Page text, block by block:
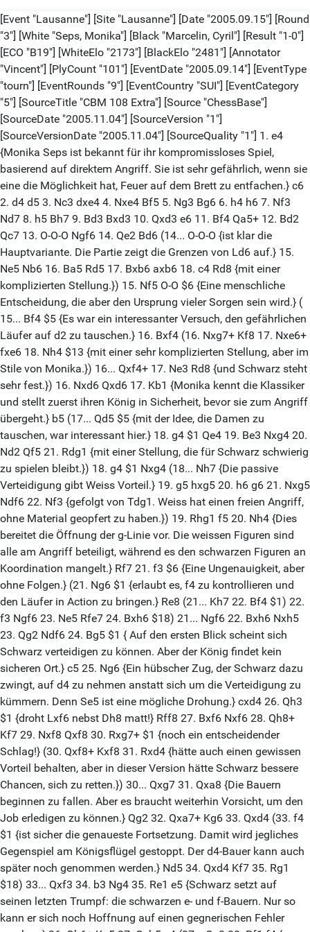
[Event "Lausanne"] [Site "Lausanne"] [Date "2005.09.15"] [Round
"3"] [White "Seps, Monika"] [Black "Marcelin, Cyril"] [Result "1-0"]
[ECO "B19"] [WhiteElo "2173"] [BlackElo "2481"] [Annotator
"Vincent"] [PlyCount "101"] [EventDate "2005.09.14"] [EventType
"tourn"] [EventRounds "9"] [EventCountry "SUI"] [EventCategory
"5"] [SourceTitle "CBM 108 Extra"] [Source "ChessBase"]
[SourceDate "2005.11.04"] [SourceVersion "1"]
[SourceVersionDate "2005.11.04"] [SourceQuality "1"] 1. e4
{Monika Seps ist bekannt für ihr kompromissloses Spiel,
basierend auf direktem Angriff. Sie ist sehr gefährlich, wenn sie
eine die Möglichkeit hat, Feuer auf dem Brett zu entfachen.} c6
2. d4 d5 3. Nc3 dxe4 4. Nxe4 Bf5 5. Ng3 Bg6 6. h4 h6 7. Nf3
Nd7 8. h5 Bh7 9. Bd3 Bxd3 10. Qxd3 e6 11. Bf4 Qa5+ 12. Bd2
Qc7 13. O-O-O Ngf6 14. Qe2 Bd6 (14... O-O-O {ist klar die
Hauptvariante. Die Partie zeigt die Grenzen von Ld6 auf.} 15.
Ne5 Nb6 16. Ba5 Rd5 17. Bxb6 axb6 18. c4 Rd8 {mit einer
komplizierten Stellung.}) 15. Nf5 O-O $6 {Eine menschliche
Entscheidung, die aber den Ursprung vieler Sorgen sein wird.} (
15... Bf4 $5 {Es war ein interessanter Versuch, den gefährlichen
Läufer auf d2 zu tauschen.} 16. Bxf4 (16. Nxg7+ Kf8 17. Nxe6+
fxe6 18. Nh4 $13 {mit einer sehr komplizierten Stellung, aber im
Stile von Monika.}) 16... Qxf4+ 17. Ne3 Rd8 {und Schwarz steht
sehr fest.}) 16. Nxd6 Qxd6 17. Kb1 {Monika kennt die Klassiker
und stellt zuerst ihren König in Sicherheit, bevor sie zum Angriff
übergeht.} b5 (17... Qd5 $5 {mit der Idee, die Damen zu
tauschen, war interessant hier.} 18. g4 $1 Qe4 19. Be3 Nxg4 20.
Nd2 Qf5 21. Rdg1 {mit einer Stellung, die für Schwarz schwierig
zu spielen bleibt.}) 18. g4 $1 Nxg4 (18... Nh7 {Die passive
Verteidigung gibt Weiss Vorteil.} 19. g5 hxg5 20. h6 g6 21. Nxg5
Ndf6 22. Nf3 {gefolgt von Tdg1. Weiss hat einen freien Angriff,
ohne Material geopfert zu haben.}) 19. Rhg1 f5 20. Nh4 {Dies
bereitet die Öffnung der g-Linie vor. Die weissen Figuren sind
alle am Angriff beteiligt, während es den schwarzen Figuren an
Koordination mangelt.} Rf7 21. f3 $6 {Eine Ungenauigkeit, aber
ohne Folgen.} (21. Ng6 $1 {erlaubt es, f4 zu kontrollieren und
den Läufer in Action zu bringen.} Re8 (21... Kh7 22. Bf4 $1) 22.
f3 Ngf6 23. Ne5 Rfe7 24. Bxh6 $18) 21... Ngf6 22. Bxh6 Nxh5
23. Qg2 Ndf6 24. Bg5 $1 { Auf den ersten Blick scheint sich
Schwarz verteidigen zu können. Aber der König findet kein
sicheren Ort.} c5 25. Ng6 {Ein hübscher Zug, der Schwarz dazu
zwingt, auf d4 zu nehmen anstatt sich um die Verteidigung zu
kümmern. Denn Se5 ist eine mögliche Drohung.} cxd4 26. Qh3
$1 {droht Lxf6 nebst Dh8 matt!} Rff8 27. Bxf6 Nxf6 28. Qh8+
Kf7 29. Nxf8 Qxf8 30. Rxg7+ $1 {noch ein entscheidender
Schlag!} (30. Qxf8+ Kxf8 31. Rxd4 {hätte auch einen gewissen
Vorteil behalten, aber in dieser Version hätte Schwarz bessere
Chancen, sich zu retten.}) 30... Qxg7 31. Qxa8 {Die Bauern
beginnen zu fallen. Aber es braucht weiterhin Vorsicht, um den
Job erledigen zu können.} Qg2 32. Qxa7+ Kg6 33. Qxd4 (33. f4
$1 {ist sicher die genaueste Fortsetzung. Damit wird jegliches
Gegenspiel am Königsflügel gestoppt. Der d4-Bauer kann auch
später noch genommen werden.} Nd5 34. Qxd4 Kf7 35. Rg1
$18) 33... Qxf3 34. b3 Ng4 35. Re1 e5 {Schwarz setzt auf
seinen letzten Trumpf: die schwarzen e- und f-Bauern. Nur so
kann er sich noch Hoffnung auf einen gegnerischen Fehler